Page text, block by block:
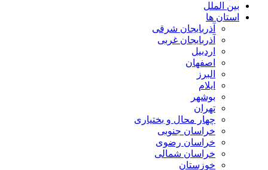
بین الملل
استان ها
آذربایجان شرقی
آذربایجان غربی
اردبیل
اصفهان
البرز
ایلام
بوشهر
تهران
چهار محال و بختیاری
خراسان جنوبی
خراسان رضوی
خراسان شمالی
خوزستان